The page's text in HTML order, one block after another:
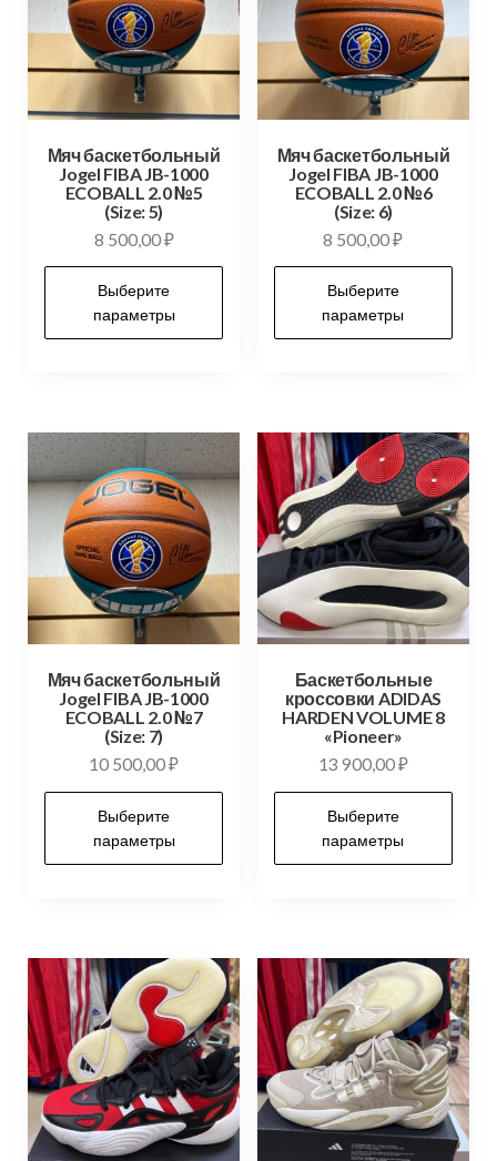
Мяч баскетбольный
Jogel FIBA JB-1000
ECOBALL 2.0 №5
(Size: 5)
8 500,00₽
Выберите
параметры
Мяч баскетбольный
Jogel FIBA JB-1000
ECOBALL 2.0 №6
(Size: 6)
8 500,00₽
Выберите
параметры
Мяч баскетбольный
Jogel FIBA JB-1000
ECOBALL 2.0 №7
(Size: 7)
10 500,00₽
Выберите
параметры
Баскетбольные
кроссовки ADIDAS
HARDEN VOLUME 8
«Pioneer»
13 900,00₽
Выберите
параметры